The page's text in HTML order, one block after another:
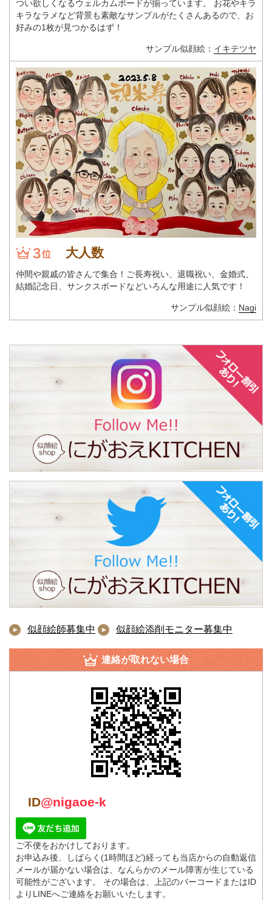
つい欲しくなるウェルカムボードが揃っています。 お花やキラ
キラなラメなど背景も素敵なサンプルがたくさんあるので、お
好みの1枚が見つかるはず！
サンプル似顔絵： イキテツヤ
大人数
仲間や親戚の皆さんで集合！ご長寿祝い、退職祝い、金婚式、
結婚記念日、サンクスボードなどいろんな用途に人気です！
サンプル似顔絵： Nagi
似顔絵師募集中 似顔絵添削モニター募集中
連絡が取れない場合
ID@nigaoe-k
ご不便をおかけしております。
お申込み後、しばらく(1時間ほど)経っても当店からの自動返信
メールが届かない場合は、なんらかのメール障害が生じている
可能性がございます。 その場合は、上記のバーコードまたはID
よりLINEへご連絡をお願いいたします。